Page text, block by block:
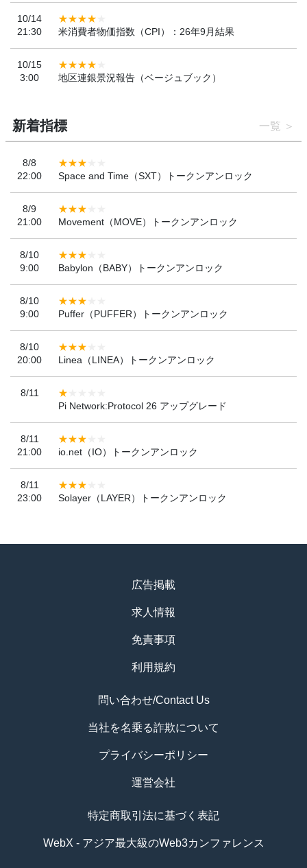
10/14
21:30
米消費者物価指数（CPI）：26年9月結果
10/15
3:00
地区連銀景況報告（ベージュブック）
新着指標 一覧
8/8
22:00
Space and Time（SXT）トークンアンロック
8/9
21:00
Movement（MOVE）トークンアンロック
8/10
9:00
Babylon（BABY）トークンアンロック
8/10
9:00
Puffer（PUFFER）トークンアンロック
8/10
20:00
Linea（LINEA）トークンアンロック
8/11
Pi Network:Protocol 26 アップグレード
8/11
21:00
io.net（IO）トークンアンロック
8/11
23:00
Solayer（LAYER）トークンアンロック
広告掲載
求人情報
免責事項
利用規約
問い合わせ/Contact Us
当社を名乗る詐欺について
プライバシーポリシー
運営会社
特定商取引法に基づく表記
WebX - アジア最大級のWeb3カンファレンス